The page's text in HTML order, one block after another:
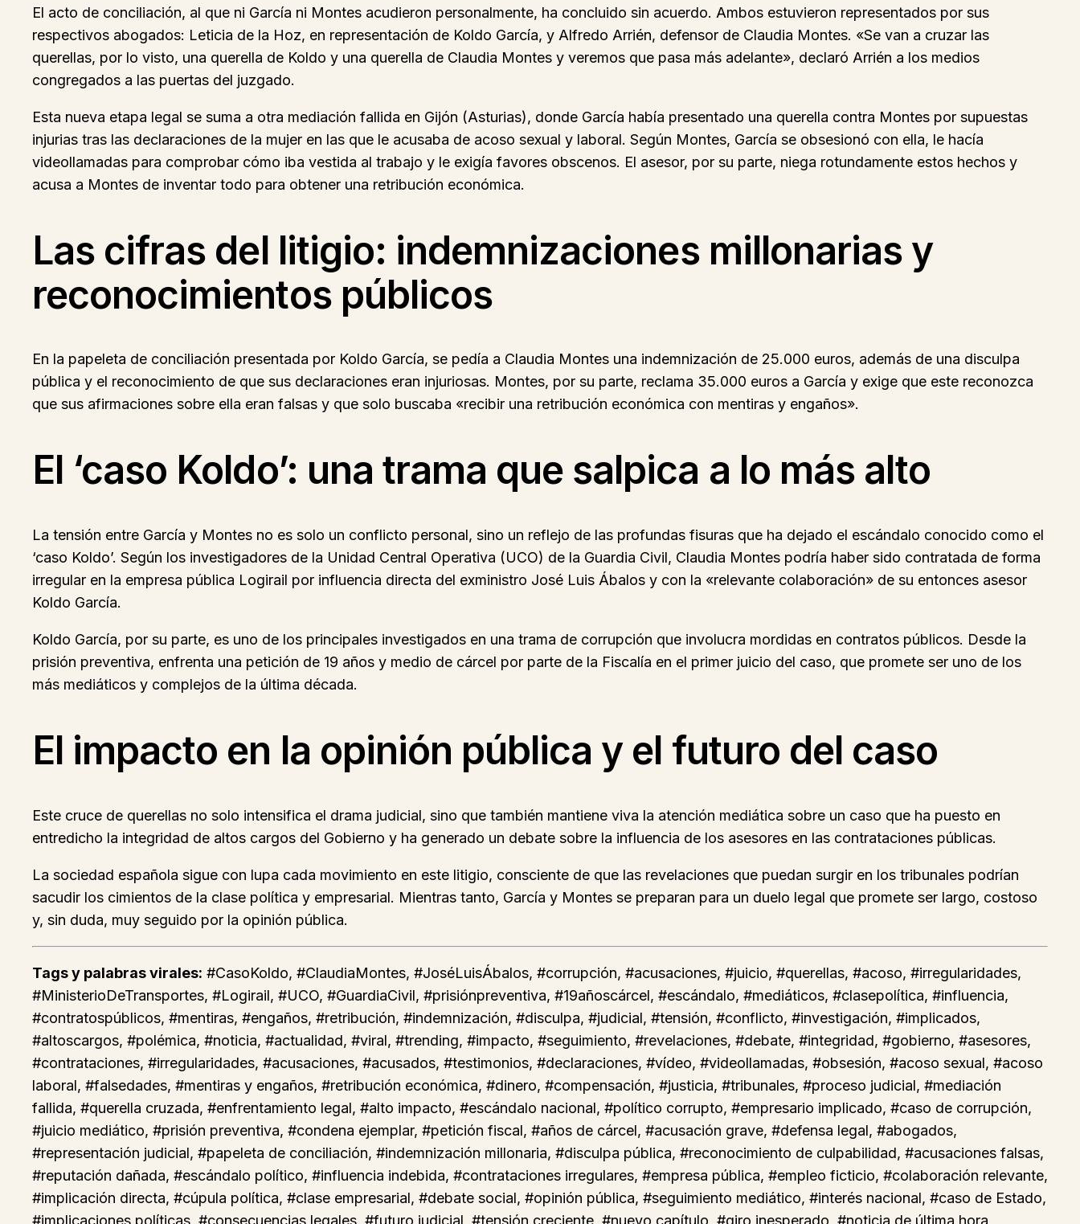
El acto de conciliación, al que ni García ni Montes acudieron personalmente, ha concluido sin acuerdo. Ambos estuvieron representados por sus
respectivos abogados: Leticia de la Hoz, en representación de Koldo García, y Alfredo Arrién, defensor de Claudia Montes. «Se van a cruzar las
querellas, por lo visto, una querella de Koldo y una querella de Claudia Montes y veremos que pasa más adelante», declaró Arrién a los medios
congregados a las puertas del juzgado.
Esta nueva etapa legal se suma a otra mediación fallida en Gijón (Asturias), donde García había presentado una querella contra Montes por supuestas
injurias tras las declaraciones de la mujer en las que le acusaba de acoso sexual y laboral. Según Montes, García se obsesionó con ella, le hacía
videollamadas para comprobar cómo iba vestida al trabajo y le exigía favores obscenos. El asesor, por su parte, niega rotundamente estos hechos y
acusa a Montes de inventar todo para obtener una retribución económica.
Las cifras del litigio: indemnizaciones millonarias y
reconocimientos públicos
En la papeleta de conciliación presentada por Koldo García, se pedía a Claudia Montes una indemnización de 25.000 euros, además de una disculpa
pública y el reconocimiento de que sus declaraciones eran injuriosas. Montes, por su parte, reclama 35.000 euros a García y exige que este reconozca
que sus afirmaciones sobre ella eran falsas y que solo buscaba «recibir una retribución económica con mentiras y engaños».
El ‘caso Koldo’: una trama que salpica a lo más alto
La tensión entre García y Montes no es solo un conflicto personal, sino un reflejo de las profundas fisuras que ha dejado el escándalo conocido como el
‘caso Koldo’. Según los investigadores de la Unidad Central Operativa (UCO) de la Guardia Civil, Claudia Montes podría haber sido contratada de forma
irregular en la empresa pública Logirail por influencia directa del exministro José Luis Ábalos y con la «relevante colaboración» de su entonces asesor
Koldo García.
Koldo García, por su parte, es uno de los principales investigados en una trama de corrupción que involucra mordidas en contratos públicos. Desde la
prisión preventiva, enfrenta una petición de 19 años y medio de cárcel por parte de la Fiscalía en el primer juicio del caso, que promete ser uno de los
más mediáticos y complejos de la última década.
El impacto en la opinión pública y el futuro del caso
Este cruce de querellas no solo intensifica el drama judicial, sino que también mantiene viva la atención mediática sobre un caso que ha puesto en
entredicho la integridad de altos cargos del Gobierno y ha generado un debate sobre la influencia de los asesores en las contrataciones públicas.
La sociedad española sigue con lupa cada movimiento en este litigio, consciente de que las revelaciones que puedan surgir en los tribunales podrían
sacudir los cimientos de la clase política y empresarial. Mientras tanto, García y Montes se preparan para un duelo legal que promete ser largo, costoso
y, sin duda, muy seguido por la opinión pública.
Tags y palabras virales: #CasoKoldo, #ClaudiaMontes, #JoséLuisÁbalos, #corrupción, #acusaciones, #juicio, #querellas, #acoso, #irregularidades,
#MinisterioDeTransportes, #Logirail, #UCO, #GuardiaCivil, #prisiónpreventiva, #19añoscárcel, #escándalo, #mediáticos, #clasepolítica, #influencia,
#contratospúblicos, #mentiras, #engaños, #retribución, #indemnización, #disculpa, #judicial, #tensión, #conflicto, #investigación, #implicados,
#altoscargos, #polémica, #noticia, #actualidad, #viral, #trending, #impacto, #seguimiento, #revelaciones, #debate, #integridad, #gobierno, #asesores,
#contrataciones, #irregularidades, #acusaciones, #acusados, #testimonios, #declaraciones, #vídeo, #videollamadas, #obsesión, #acoso sexual, #acoso
laboral, #falsedades, #mentiras y engaños, #retribución económica, #dinero, #compensación, #justicia, #tribunales, #proceso judicial, #mediación
fallida, #querella cruzada, #enfrentamiento legal, #alto impacto, #escándalo nacional, #político corrupto, #empresario implicado, #caso de corrupción,
#juicio mediático, #prisión preventiva, #condena ejemplar, #petición fiscal, #años de cárcel, #acusación grave, #defensa legal, #abogados,
#representación judicial, #papeleta de conciliación, #indemnización millonaria, #disculpa pública, #reconocimiento de culpabilidad, #acusaciones falsas,
#reputación dañada, #escándalo político, #influencia indebida, #contrataciones irregulares, #empresa pública, #empleo ficticio, #colaboración relevante,
#implicación directa, #cúpula política, #clase empresarial, #debate social, #opinión pública, #seguimiento mediático, #interés nacional, #caso de Estado,
#implicaciones políticas, #consecuencias legales, #futuro judicial, #tensión creciente, #nuevo capítulo, #giro inesperado, #noticia de última hora,